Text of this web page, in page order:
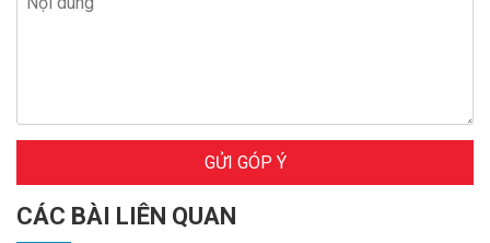
GỬI GÓP Ý
CÁC BÀI LIÊN QUAN